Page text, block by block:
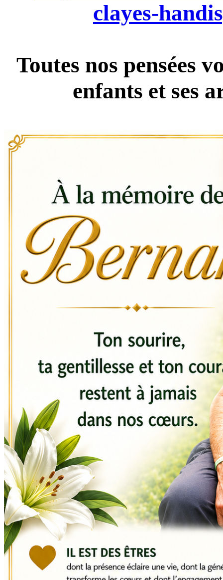
clayes-
Toutes nos pensées
enfants et ses